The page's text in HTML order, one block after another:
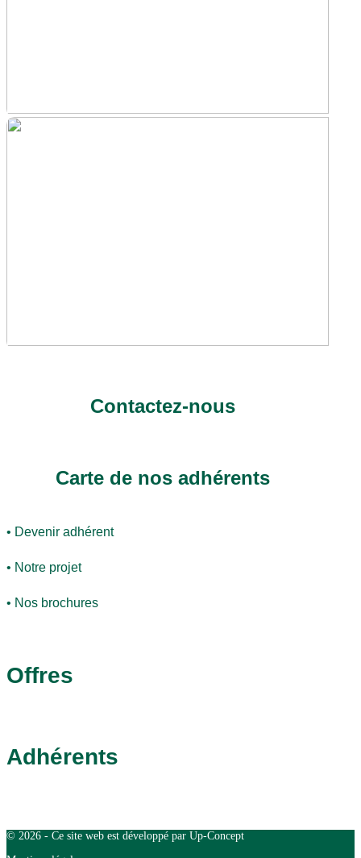
Contactez-nous
Carte de nos adhérents
• Devenir adhérent
• Notre projet
• Nos brochures
Offres
Adhérents
© 2026 - Ce site web est développé par Up-Concept